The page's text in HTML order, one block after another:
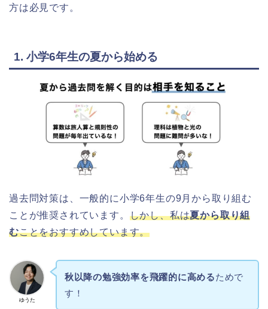
方は必見です。
1. 小学6年生の夏から始める
過去問対策は、一般的に小学6年生の9月から取り組む
ことが推奨されています。 しかし、私は夏から取り組
むことをおすすめしています。
ゆうた
秋以降の勉強効率を飛躍的に高めるためで
す！